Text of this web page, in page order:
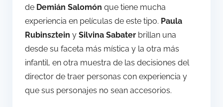
de Demián Salomón que tiene mucha
experiencia en películas de este tipo. Paula
Rubinsztein y Silvina Sabater brillan una
desde su faceta más mística y la otra más
infantil, en otra muestra de las decisiones del
director de traer personas con experiencia y
que sus personajes no sean accesorios.